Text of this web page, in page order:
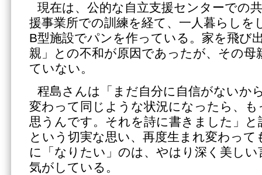
現在は、公的な自立支援センターでの
援事業所での訓練を経て、一人暮らしを
B型施設でパンを作っている。家を飛び
親」との不和が原因であったが、その母
ていない。
程島さんは「まだ自分に自信がないか
変わって同じような状況になったら、
思うんです。それを詩に書きました」
という切実な思い、再度生まれ変わって
に「なりたい」のは、やはり深く美し
気がしている。